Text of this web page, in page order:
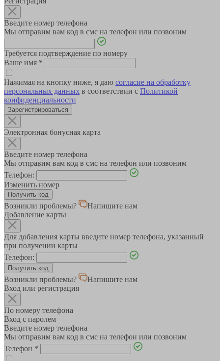
Введите номер телефона
Мы отправим вам код в смс на телефон или позвоним
Требуется подтверждение по номеру
Ваше имя *
Нажимая на кнопку ниже, я даю согласие на обработку
персональных данных в соответствии с Политикой
конфиденциальности
Зарегистрироваться
Электронная бонусная карта
Введите номер телефона
Мы отправим вам код в смс на телефон или позвоним
Телефон:
Изменить номер
Возникли проблемы?
Напишите нам
Добавление карты
Для добавления карты введите номер телефона, указанный
при получении карты
Телефон:
Возникли проблемы?
Напишите нам
Вход или регистрация
По номеру телефона
Вход с паролем
Введите номер телефона
Мы отправим вам код в смс на телефон или позвоним
Телефон *